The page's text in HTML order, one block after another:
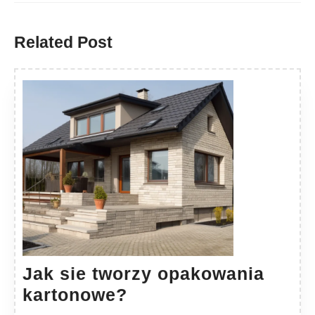
Related Post
Jak sie tworzy opakowania
kartonowe?